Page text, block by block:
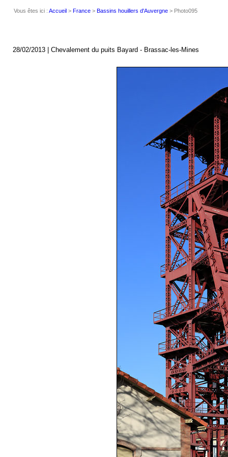
Vous êtes ici : Accueil > France > Bassins houillers d'Auvergne > Photo095
28/02/2013 | Chevalement du puits Bayard - Brassac-les-Mines